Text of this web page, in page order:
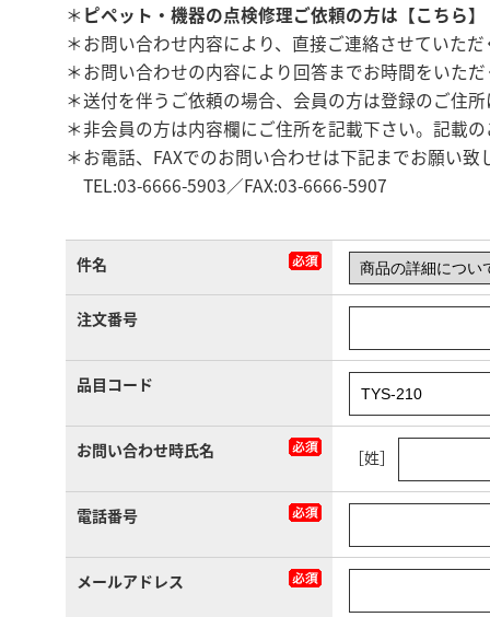
＊ ピペット・機器の点検修理ご依頼の方は【こちら】
＊お問い合わせ内容により、直接ご連絡させていた
＊お問い合わせの内容により回答までお時間をいた
＊送付を伴うご依頼の場合、会員の方は登録のご住
＊非会員の方は内容欄にご住所を記載下さい。記載
＊お電話、FAXでのお問い合わせは下記までお願い致
TEL:03-6666-5903／FAX:03-6666-5907
件名
注文番号
品目コード
お問い合わせ時氏名 ［姓］
電話番号
メールアドレス